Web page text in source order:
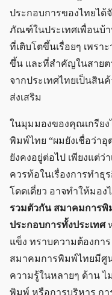
ประกอบการของไทยได้
ภัณฑ์ในประเทศเพื่อนบ้
ที่เติบโตขึ้นเรื่อยๆ เพรา
ขึ้น และที่สำคัญในสายต
จากประเทศไทยเป็นสิ
ส่งเสริม
ในมุมมองของคุณเกรีย
พิมพ์ไทย “ผมยังเชื่อว่า
ยังคงอยู่ต่อไป เพียงแต่ว่
ควรท้อในเรื่องการทำธุ
โดดเดี่ยว อาจทำให้มอง
รวมตัวกัน สมาคมการพิ
ประกอบการทั้งประเทศ
แข็ง ทราบความต้องกา
สมาคมการพิมพ์ไทยมีศู
ความรู้ในหลายๆ ด้าน ไ
พิมพ์ หรือการบริหาร กา